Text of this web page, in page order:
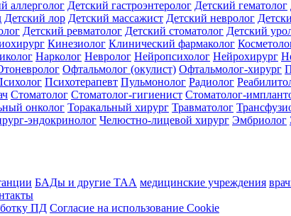
аллерголог Детский гастроэнтеролог Детский гематолог
Детский лор Детский массажист Детский невролог
Детский ревматолог Детский стоматолог Детский
Кинезиолог Клинический фармаколог
Нарколог Невролог Нейропсихолог Нейрохирург
Офтальмолог (окулист) Офтальмолог-хирург
Психотерапевт Пульмонолог Радиолог
Стоматолог Стоматолог-гигиенист Стоматолог-
онколог Торакальный хирург Травматолог
эндокринолог Челюстно-лицевой хирург Эмбриолог
БАДы и другие ТАА медицинские учреждения
ПД Согласие на использование Cookie